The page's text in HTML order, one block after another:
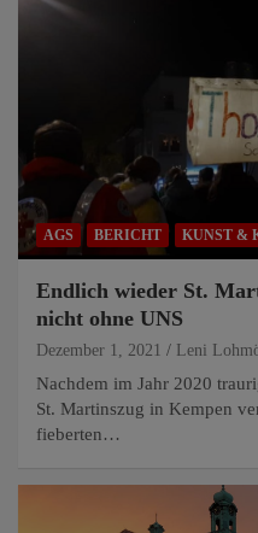
AGS BERICHT KUNST &
Endlich wieder St.
nicht ohne UNS
Dezember 1, 2021 Leni
Nachdem im Jahr 2020
St. Martinszug in Kempen
fieberten…